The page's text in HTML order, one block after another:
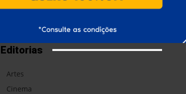
Editorias
Artes
Cinema